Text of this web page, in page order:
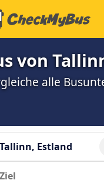
von
alle